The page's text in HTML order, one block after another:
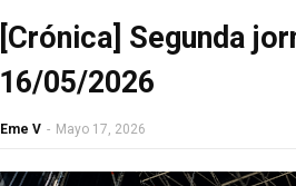
[Crónica] Segunda
16/05/2026
Eme V - Mayo 17, 2026